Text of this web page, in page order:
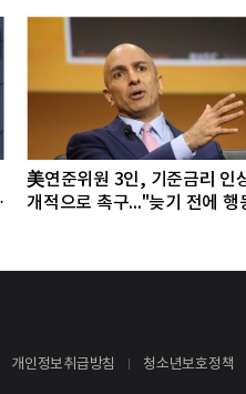
美연준위원 3인, 기준금리 인
개적으로 촉구..."늦기 전에 행
개인정보취급방침 청소년보호정책